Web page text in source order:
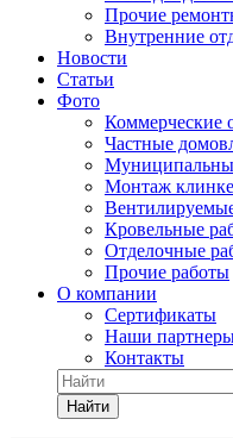
Прочие
Внутренние
Новости
Статьи
Фото
Коммерческие
Частные
Монтаж
Кровельные
Отделочные
Прочие работы
О компании
Сертификаты
Наши
Контакты
Найти